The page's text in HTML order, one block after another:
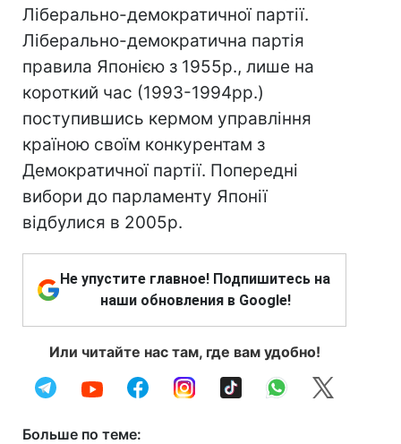
Ліберально-демократичної партії.
Ліберально-демократична партія
правила Японією з 1955р., лише на
короткий час (1993-1994рр.)
поступившись кермом управління
країною своїм конкурентам з
Демократичної партії. Попередні
вибори до парламенту Японії
відбулися в 2005р.
Не упустите главное! Подпишитесь на
наши обновления в Google!
Или читайте нас там, где вам удобно!
Больше по теме: